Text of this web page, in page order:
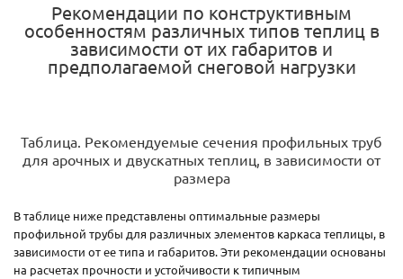
Рекомендации по конструктивным
особенностям различных типов теплиц в
зависимости от их габаритов и
предполагаемой снеговой нагрузки
Таблица. Рекомендуемые сечения профильных труб
для арочных и двускатных теплиц, в зависимости от
размера
В таблице ниже представлены оптимальные размеры
профильной трубы для различных элементов каркаса теплицы, в
зависимости от ее типа и габаритов. Эти рекомендации основаны
на расчетах прочности и устойчивости к типичным